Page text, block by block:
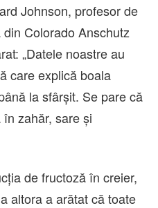
Johnson, profesor de
Colorado Anschutz
„Datele noastre au
care explică boala
la sfârșit. Se pare că
zahăr, sare și
de fructoză în creier,
altora a arătat că toate